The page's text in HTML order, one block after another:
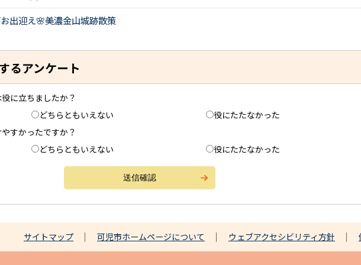
出迎え🌸美濃金山城跡散策
るアンケート
に立ちましたか？
どちらともいえない
役にたたなかった
すかったですか？
どちらともいえない 役にたたなかった
サイトマップ 可児市ホームページについて ウェブアクセシビリティ方針